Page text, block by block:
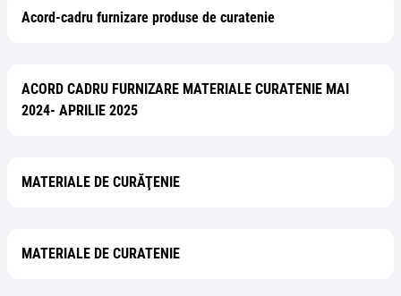
Acord-cadru furnizare produse de curatenie
ACORD CADRU FURNIZARE MATERIALE CURATENIE MAI
2024- APRILIE 2025
MATERIALE DE CURĂŢENIE
MATERIALE DE CURATENIE